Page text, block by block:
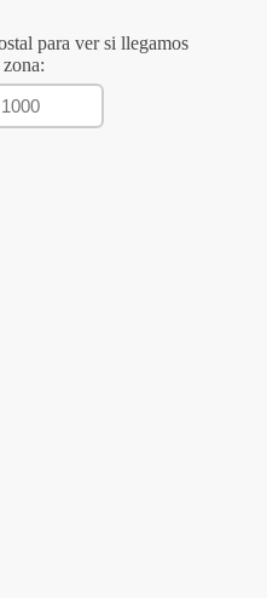
para ver si llegamos